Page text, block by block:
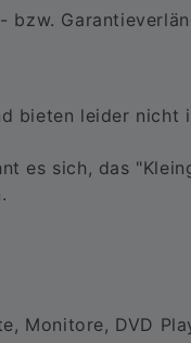
bzw.
bieten leider nicht
es sich, das
Monitore, DVD